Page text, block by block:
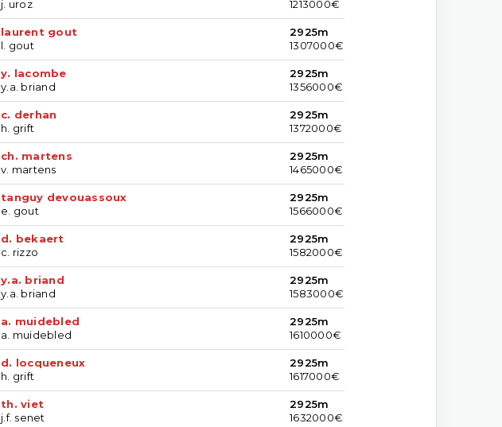
j. uroz
1213000€
laurent gout
l. gout
2925m
1307000€
y. lacombe
y.a. briand
2925m
1356000€
c. derhan
h. grift
2925m
1372000€
ch. martens
v. martens
2925m
1465000€
tanguy devouassoux
e. gout
2925m
1566000€
d. bekaert
c. rizzo
2925m
1582000€
y.a. briand
y.a. briand
2925m
1583000€
a. muidebled
a. muidebled
2925m
1610000€
d. locqueneux
h. grift
2925m
1617000€
th. viet
j.f. senet
2925m
1632000€